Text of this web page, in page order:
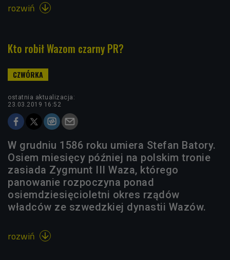
rozwiń 
Kto robił Wazom czarny PR?
ostatnia aktualizacja:
23.03.2019 16:52
W grudniu 1586 roku umiera Stefan Batory.
Osiem miesięcy później na polskim tronie
zasiada Zygmunt III Waza, którego
panowanie rozpoczyna ponad
osiemdziesięcioletni okres rządów
władców ze szwedzkiej dynastii Wazów.
rozwiń 